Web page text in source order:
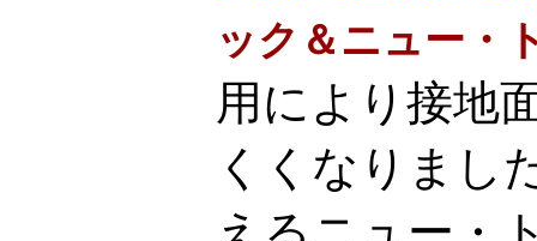
ック＆ニュー・
用により接地
くくなりまし